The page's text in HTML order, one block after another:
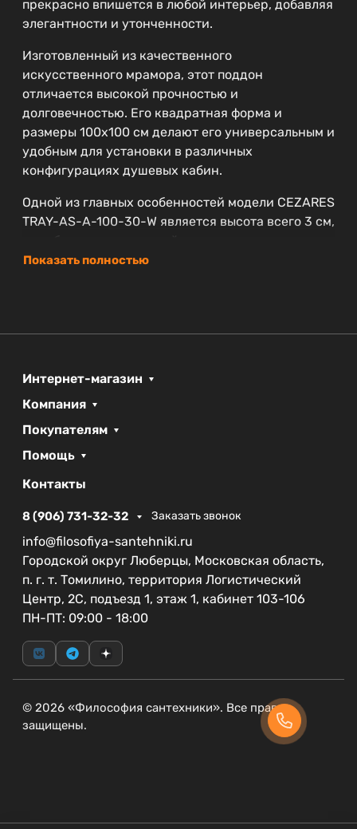
прекрасно впишется в любой интерьер, добавляя
элегантности и утонченности.
Изготовленный из качественного
искусственного мрамора, этот поддон
отличается высокой прочностью и
долговечностью. Его квадратная форма и
размеры 100x100 см делают его универсальным и
удобным для установки в различных
конфигурациях душевых кабин.
Одной из главных особенностей модели CEZARES
TRAY-AS-A-100-30-W является высота всего 3 см,
ощущение простора. Вы можете не беспокоиться
Поддон входит в коллекцию поддонов из
интерьера, выполненными в аналогичном стиле.
Кроме того, на товар предоставляется гарантия
сроком на 3 года, что свидетельствует о
Бренд CEZARES известен на рынке своей
высококачественным материалам. Выбор этого
поддона — это выбор в пользу актуального стиля
и долговечности. Добавьте в вашу ванную
комнату нотку роскоши и стиля с поддоном
CEZARES TRAY-AS-A-100-30-W.
Показать полностью
Интернет-магазин
Компания
Покупателям
Помощь
Контакты
8 (906) 731-32-32 Заказать звонок
info@filosofiya-santehniki.ru
Городской округ Люберцы, Московская область,
п. г. т. Томилино, территория Логистический
Центр, 2С, подъезд 1, этаж 1, кабинет 103-106
ПН-ПТ: 09:00 - 18:00
© 2026 «Философия сантехники». Все права
защищены.